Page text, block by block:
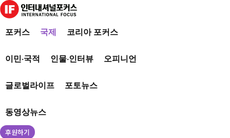
포커스 국제 코리아 포커스
이민·국적 인물·인터뷰 오피니언
글로벌라이프 포토뉴스
동영상뉴스
후원하기